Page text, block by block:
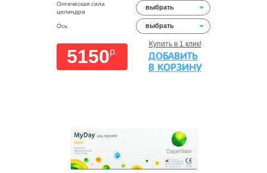
Оптическая сила
цилиндра
выбрать
Ось выбрать
5150p.
Купить в 1 клик!
ДОБАВИТЬ
В КОРЗИНУ